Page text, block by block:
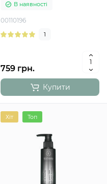
В наявності
00110196
1
759 грн.
Купити
Хіт Топ